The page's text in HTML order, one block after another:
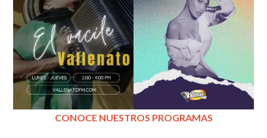
CONOCE NUESTROS PROGRAMAS